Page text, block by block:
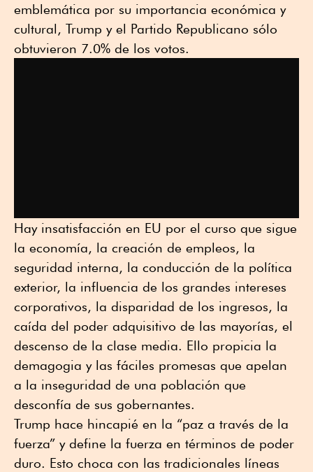
emblemática por su importancia económica y
cultural, Trump y el Partido Republicano sólo
obtuvieron 7.0% de los votos.
Hay insatisfacción en EU por el curso que sigue
la economía, la creación de empleos, la
seguridad interna, la conducción de la política
exterior, la influencia de los grandes intereses
corporativos, la disparidad de los ingresos, la
caída del poder adquisitivo de las mayorías, el
descenso de la clase media. Ello propicia la
demagogia y las fáciles promesas que apelan
a la inseguridad de una población que
desconfía de sus gobernantes.
Trump hace hincapié en la “paz a través de la
fuerza” y define la fuerza en términos de poder
duro. Esto choca con las tradicionales líneas